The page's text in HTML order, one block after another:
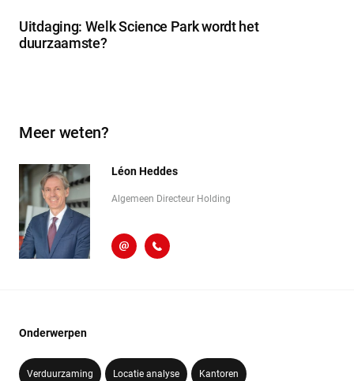
Uitdaging: Welk Science Park wordt het
duurzaamste?
Meer weten?
Léon Heddes
Algemeen Directeur Holding
l.heddes@heembouw.nl
071 - 332 00 50
Onderwerpen
Verduurzaming Locatie analyse Kantoren